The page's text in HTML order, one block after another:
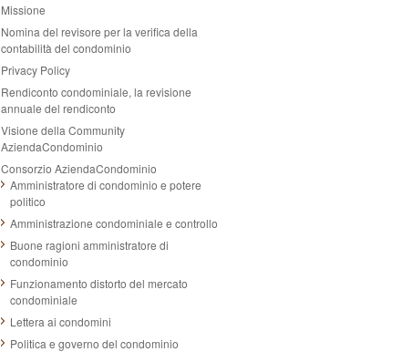
Missione
Nomina del revisore per la verifica della
contabilità del condominio
Privacy Policy
Rendiconto condominiale, la revisione
annuale del rendiconto
Visione della Community
AziendaCondominio
Consorzio AziendaCondominio
Amministratore di condominio e potere
politico
Amministrazione condominiale e controllo
Buone ragioni amministratore di
condominio
Funzionamento distorto del mercato
condominiale
Lettera ai condomini
Politica e governo del condominio